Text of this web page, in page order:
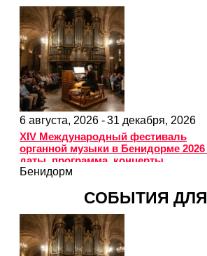
6 августа, 2026 -31 декабря, 2026
XIV Международный фестиваль
органной музыки в Бенидорме
даты, программа, концерты
Бенидорм
СОБЫТИЯ ДЛЯ